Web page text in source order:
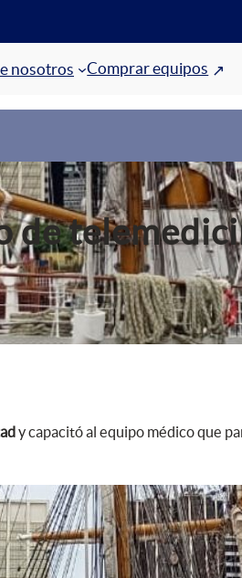
nosotros Comprar equipos
de
y capacitó al equipo médico que